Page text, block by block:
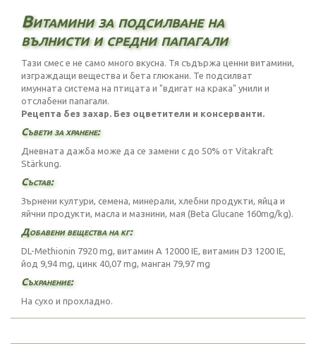
Витамини за подсилване на
вълнисти и средни папагали
Тази смес е не само много вкусна. Тя съдържа ценни витамини,
изграждащи вещества и бета глюкани. Те подсилват
имунната система на птицата и "вдигат на крака" унили и
отслабени папагали.
Рецепта без захар. Без оцветители и консерванти.
Съвети за хранене:
Дневната дажба може да се замени с до 50% от Vitakraft
Stärkung.
Състав:
Зърнени култури, семена, минерали, хлебни продукти, яйца и
яйчни продукти, масла и мазнини, мая (Beta Glucane 160mg/kg).
Добавени вещества на кг:
DL-Methionin 7920 mg, витамин А 12000 IE, витамин D3 1200 IE,
йод 9,94 mg, цинк 40,07 mg, манган 79,97 mg
Съхранение:
На сухо и прохладно.